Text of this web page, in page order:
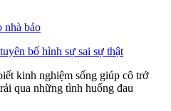
nhà báo
bố hình sự sai sự thật
kinh nghiệm sống giúp cô trở
qua những tình huống đau